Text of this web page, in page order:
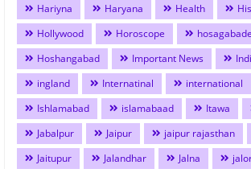
Hariyna
Haryana Health
Hollywood
Horoscope
hosagabade
Hoshangabad
Important News
ingland
Internatinal international
Ishlamabad
islamabaad Itawa
Jabalpur
Jaipur jaipur rajasthan
Jaitupur
Jalandhar Jalna